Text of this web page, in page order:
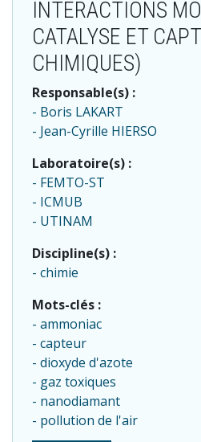
INTERACTIONS
CATALYSE ET
CHIMIQUES)
Responsable(s) :
Boris LAKART
Jean-Cyrille HIERSO
Laboratoire(s) :
FEMTO-ST
ICMUB
UTINAM
Discipline(s) :
chimie
Mots-clés :
ammoniac
capteur
dioxyde d'azote
gaz toxiques
nanodiamant
pollution de l'air